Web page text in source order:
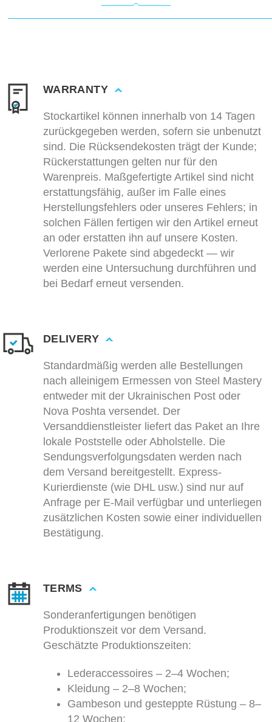
WARRANTY
Stockartikel können innerhalb von 14 Tagen
zurückgegeben werden, sofern sie unbenutzt
sind. Die Rücksendekosten trägt der Kunde;
Rückerstattungen gelten nur für den
Warenpreis. Maßgefertigte Artikel sind nicht
erstattungsfähig, außer im Falle eines
Herstellungsfehlers oder unseres Fehlers; in
solchen Fällen fertigen wir den Artikel erneut
an oder erstatten ihn auf unsere Kosten.
Verlorene Pakete sind abgedeckt — wir
werden eine Untersuchung durchführen und
bei Bedarf erneut versenden.
DELIVERY
Standardmäßig werden alle Bestellungen
nach alleinigem Ermessen von Steel Mastery
entweder mit der Ukrainischen Post oder
Nova Poshta versendet. Der
Versanddienstleister liefert das Paket an Ihre
lokale Poststelle oder Abholstelle. Die
Sendungsverfolgungsdaten werden nach
dem Versand bereitgestellt. Express-
Kurierdienste (wie DHL usw.) sind nur auf
Anfrage per E-Mail verfügbar und unterliegen
zusätzlichen Kosten sowie einer individuellen
Bestätigung.
TERMS
Sonderanfertigungen benötigen
Produktionszeit vor dem Versand.
Geschätzte Produktionszeiten:
Lederaccessoires – 2–4 Wochen;
Kleidung – 2–8 Wochen;
Gambeson und gesteppte Rüstung – 8–
12 Wochen;